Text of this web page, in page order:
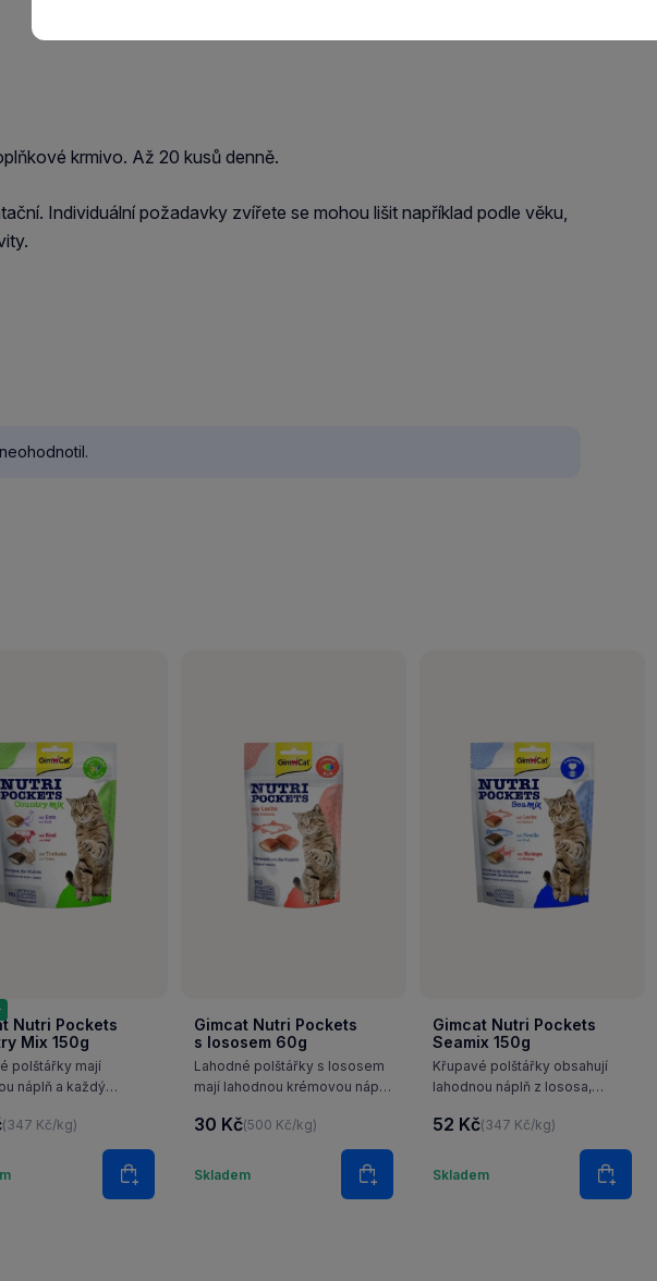
krmivo. Až 20 kusů denně.
Individuální požadavky zvířete se mohou lišit například podle věku,
Nutri Pockets
Mix 150g
polštářky mají
náplň a každý
cukru, umělých
a konzervačních látek.
(347 Kč/kg)
Množství
Do košíku
Gimcat Nutri Pockets
s lososem 60g
Lahodné polštářky s lososem
mají lahodnou krémovou náplň.
vitalitu koček a z ní plynoucí
30 Kč(500 Kč/kg)
Skladem
Množství
Do košíku
Gimcat Nutri Pockets
Seamix 150g
Křupavé polštářky obsahují
lahodnou náplň z lososa,
taurinu posiluje zrak i normální
52 Kč(347 Kč/kg)
Skladem
Množství
Do